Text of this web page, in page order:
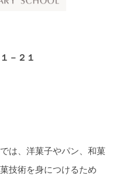
－２１
は、洋菓子やパン、和菓
技術を身につけるため